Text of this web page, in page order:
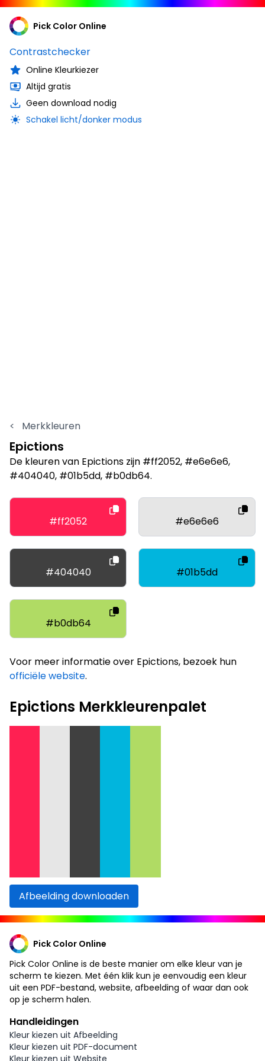
Pick Color Online
Contrastchecker
Online Kleurkiezer
Altijd gratis
Geen download nodig
Schakel licht/donker modus
< Merkkleuren
Epictions
De kleuren van Epictions zijn #ff2052, #e6e6e6,
#404040, #01b5dd, #b0db64.
#ff2052 #e6e6e6
#404040 #01b5dd
#b0db64
Voor meer informatie over Epictions, bezoek hun
officiële website.
Epictions Merkkleurenpalet
Afbeelding downloaden
Pick Color Online
Pick Color Online is de beste manier om elke kleur van je
scherm te kiezen. Met één klik kun je eenvoudig een kleur
uit een PDF-bestand, website, afbeelding of waar dan ook
op je scherm halen.
Handleidingen
Kleur kiezen uit Afbeelding
Kleur kiezen uit PDF-document
Kleur kiezen uit Website